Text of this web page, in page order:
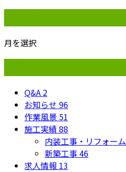
月を選択
Q&A 2
お知らせ 96
作業風景 51
施工実績88
内装工事・リフォーム
新築工事46
求人情報 13